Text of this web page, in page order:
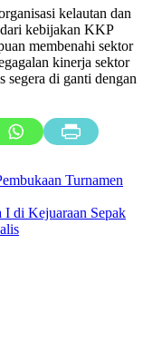
kelautan dan
dari kebijakan KKP
membenahi sektor
kinerja sektor
di ganti dengan
Turnamen
I di Kejuaraan Sepak